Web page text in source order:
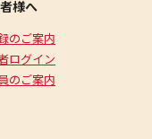
様へ
のご案内
ログイン
のご案内